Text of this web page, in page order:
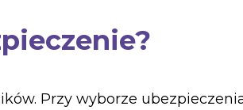
Przy wyborze